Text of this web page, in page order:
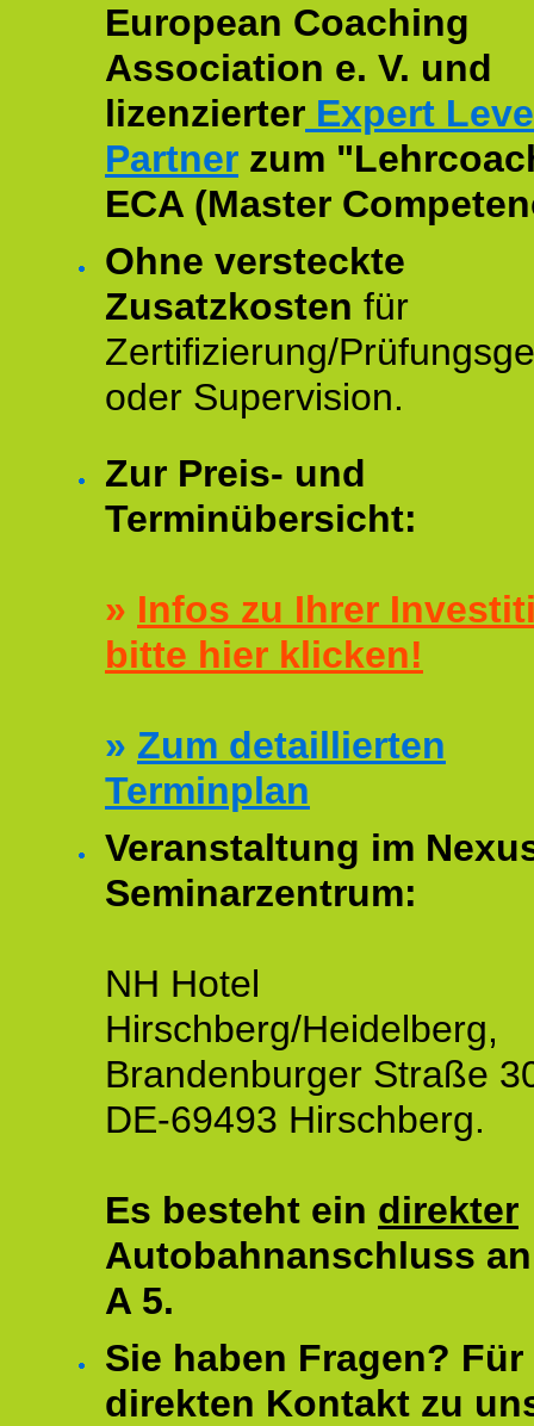
European Coaching
Association e. V. und
lizenzierter Expert
Partner zum
ECA (Master
Ohne versteckte
Zusatzkosten für
Zertifizierung/
oder Supervision.
Zur Preis- und
Terminübersicht:
» Infos zu Ihrer
bitte hier klicken!
» Zum detaillierten
Terminplan
Veranstaltung im
Seminarzentrum:
NH Hotel
Hirschberg/Heidelberg,
Brandenburger Straße
DE-69493 Hirschberg.
Es besteht ein direkter
Autobahnanschluss
A 5.
Sie haben Fragen?
direkten Kontakt zu